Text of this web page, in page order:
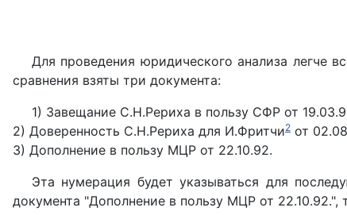
Для проведения юридического анализа легче
сравнения взяты три документа:
1) Завещание С.Н.Рериха в пользу СФР от
2) Доверенность С.Н.Рериха для И.Фритчи2 от
3) Дополнение в пользу МЦР от 22.10.92.
Эта нумерация будет указываться для
документа "Дополнение в пользу МЦР от 22.10.92.",